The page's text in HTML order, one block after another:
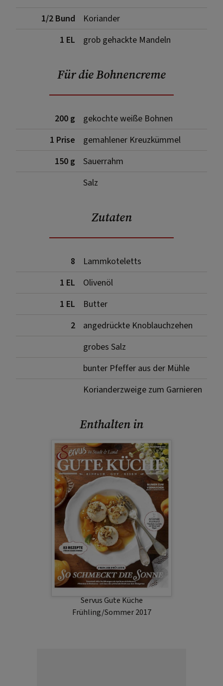
1/2 Bund
Koriander
1 EL
grob gehackte Mandeln
Für die Bohnencreme
200 g
gekochte weiße Bohnen
1 Prise
gemahlener Kreuzkümmel
150 g
Sauerrahm
Salz
Zutaten
8
Lammkoteletts
1 EL
Olivenöl
1 EL
Butter
2
angedrückte Knoblauchzehen
grobes Salz
bunter Pfeffer aus der Mühle
Korianderzweige zum Garnieren
Enthalten in
Servus Gute Küche
Frühling/Sommer 2017